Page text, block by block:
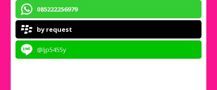
085222256979
by request
@ljp5455y